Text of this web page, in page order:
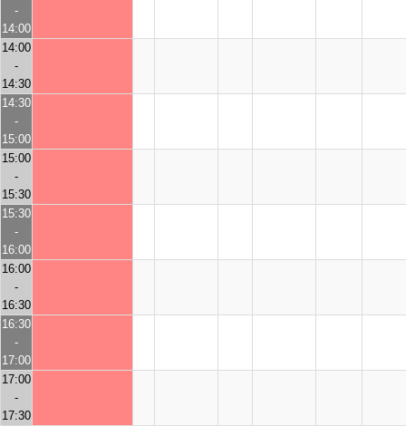
-
14:00
14:00
-
14:30
14:30
-
15:00
15:00
-
15:30
15:30
-
16:00
16:00
-
16:30
16:30
-
17:00
17:00
-
17:30